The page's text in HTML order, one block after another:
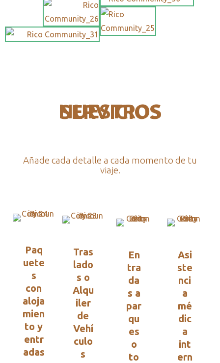
NUESTROS SERVICIOS
Añade cada detalle a cada momento de tu
viaje.
Paq
uete
s
con
aloja
mien
to y
entr
adas
Tras
lado
s o
Alqu
iler
de
Vehí
culo
s
En
tra
da
s a
par
qu
es
o
to
Asi
ste
nci
a
mé
dic
a
int
ern